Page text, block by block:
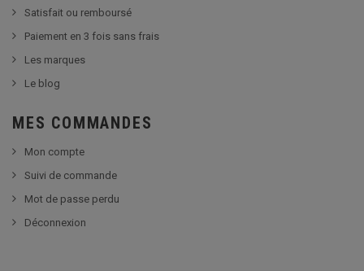
Satisfait ou remboursé
Paiement en 3 fois sans frais
Les marques
Le blog
MES COMMANDES
Mon compte
Suivi de commande
Mot de passe perdu
Déconnexion